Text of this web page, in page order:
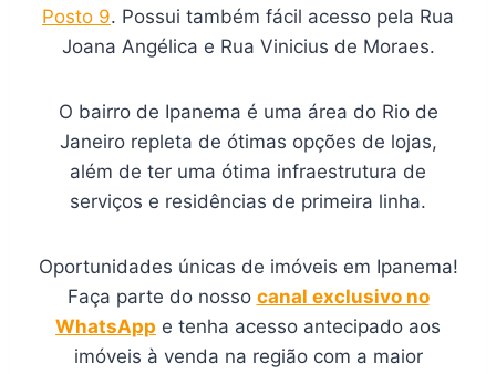
Posto 9. Possui também fácil acesso pela Rua
Joana Angélica e Rua Vinicius de Moraes.
O bairro de Ipanema é uma área do Rio de
Janeiro repleta de ótimas opções de lojas,
além de ter uma ótima infraestrutura de
serviços e residências de primeira linha.
Oportunidades únicas de imóveis em Ipanema!
Faça parte do nosso canal exclusivo no
WhatsApp e tenha acesso antecipado aos
imóveis à venda na região com a maior